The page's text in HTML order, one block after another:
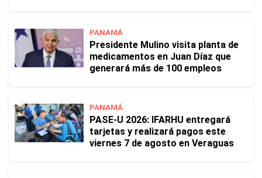
PANAMÁ
Presidente Mulino visita planta de
medicamentos en Juan Díaz que
generará más de 100 empleos
PANAMÁ
PASE-U 2026: IFARHU entregará
tarjetas y realizará pagos este
viernes 7 de agosto en Veraguas